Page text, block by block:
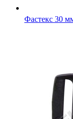
Фастекс 30